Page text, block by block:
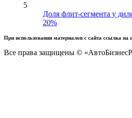
5
Доля флит-сегмента у
20%
При использовании материалов с сайта ссылка на
Все права защищены ©